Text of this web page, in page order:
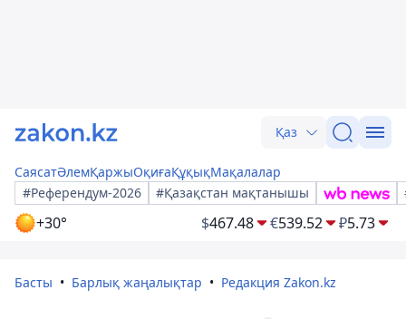
Қаз
СаясатӘлемҚаржыОқиғаҚұқықМақалалар
#Референдум-2026
#Қазақстан мақтанышы
+30° $467.48 €539.52 ₽5.73
Басты Барлық жаңалықтар Редакция Zakon.kz